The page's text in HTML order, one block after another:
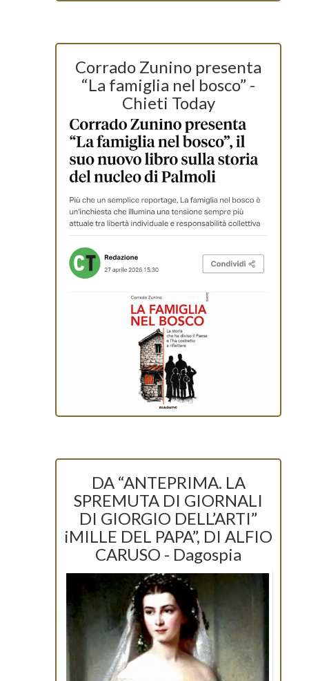
Corrado Zunino presenta
“La famiglia nel bosco” -
Chieti Today
DA “ANTEPRIMA. LA
SPREMUTA DI GIORNALI
DI GIORGIO DELL’ARTI”
iMILLE DEL PAPA”, DI ALFIO
CARUSO - Dagospia